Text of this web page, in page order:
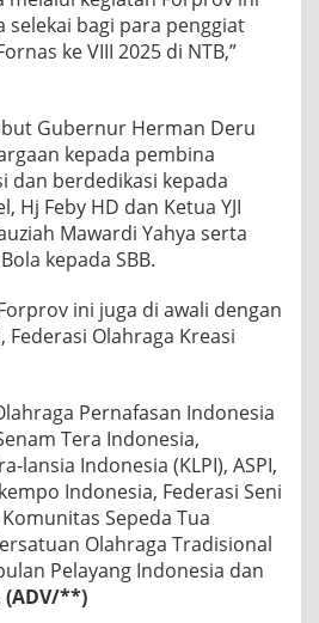
bagi para penggiat
ke VIII 2025 di NTB,”
Gubernur Herman Deru
kepada pembina
dan berdedikasi kepada
Hj Feby HD dan Ketua YJI
Mawardi Yahya serta
kepada SBB.
ini juga di awali dengan
Federasi Olahraga Kreasi
Pernafasan Indonesia
Tera Indonesia,
lansia Indonesia (KLPI), ASPI,
Indonesia, Federasi Seni
Sepeda Tua
Olahraga Tradisional
Pelayang Indonesia dan
(ADV/**)